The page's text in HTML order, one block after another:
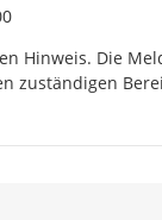
Hinweis. Die
zuständigen